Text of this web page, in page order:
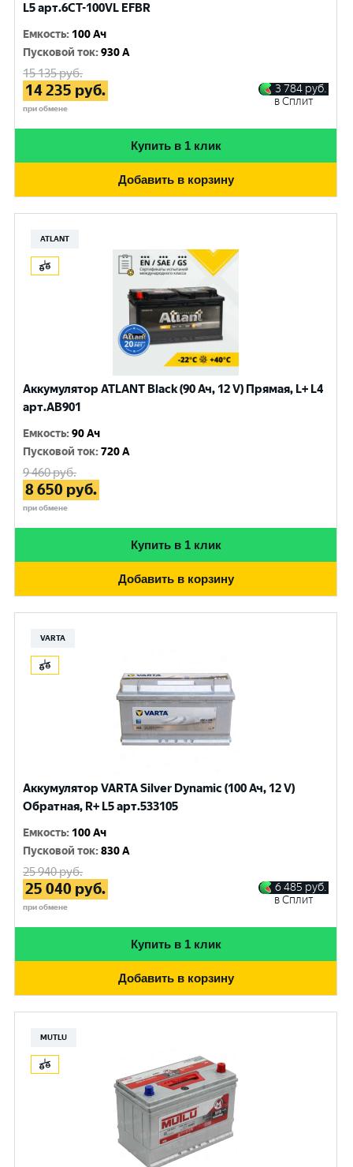
L5 арт.6СТ-100VL EFBR
Емкость: 100 Ач
Пусковой ток:930 A
15 135руб.
14 235 руб.
при обмене
3 784 руб.
в Сплит
Купить в 1 клик
Добавить в корзину
ATLANT
Аккумулятор ATLANT Black (90 Ач, 12 V) Прямая, L+ L4
арт.AB901
Емкость:90 Ач
Пусковой ток:720 A
9 460руб.
8 650 руб.
при обмене
Купить в 1 клик
Добавить в корзину
VARTA
Аккумулятор VARTA Silver Dynamic (100 Ач, 12 V)
Обратная, R+ L5 арт.533105
Емкость: 100 Ач
Пусковой ток:830 A
25 940руб.
25 040 руб.
при обмене
6 485 руб.
в Сплит
Купить в 1 клик
Добавить в корзину
MUTLU